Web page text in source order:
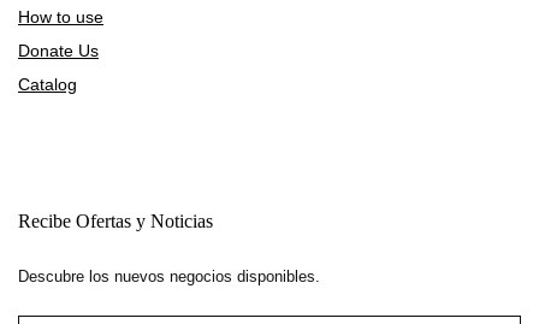
How to use
Donate Us
Catalog
Recibe Ofertas y Noticias
Descubre los nuevos negocios disponibles.